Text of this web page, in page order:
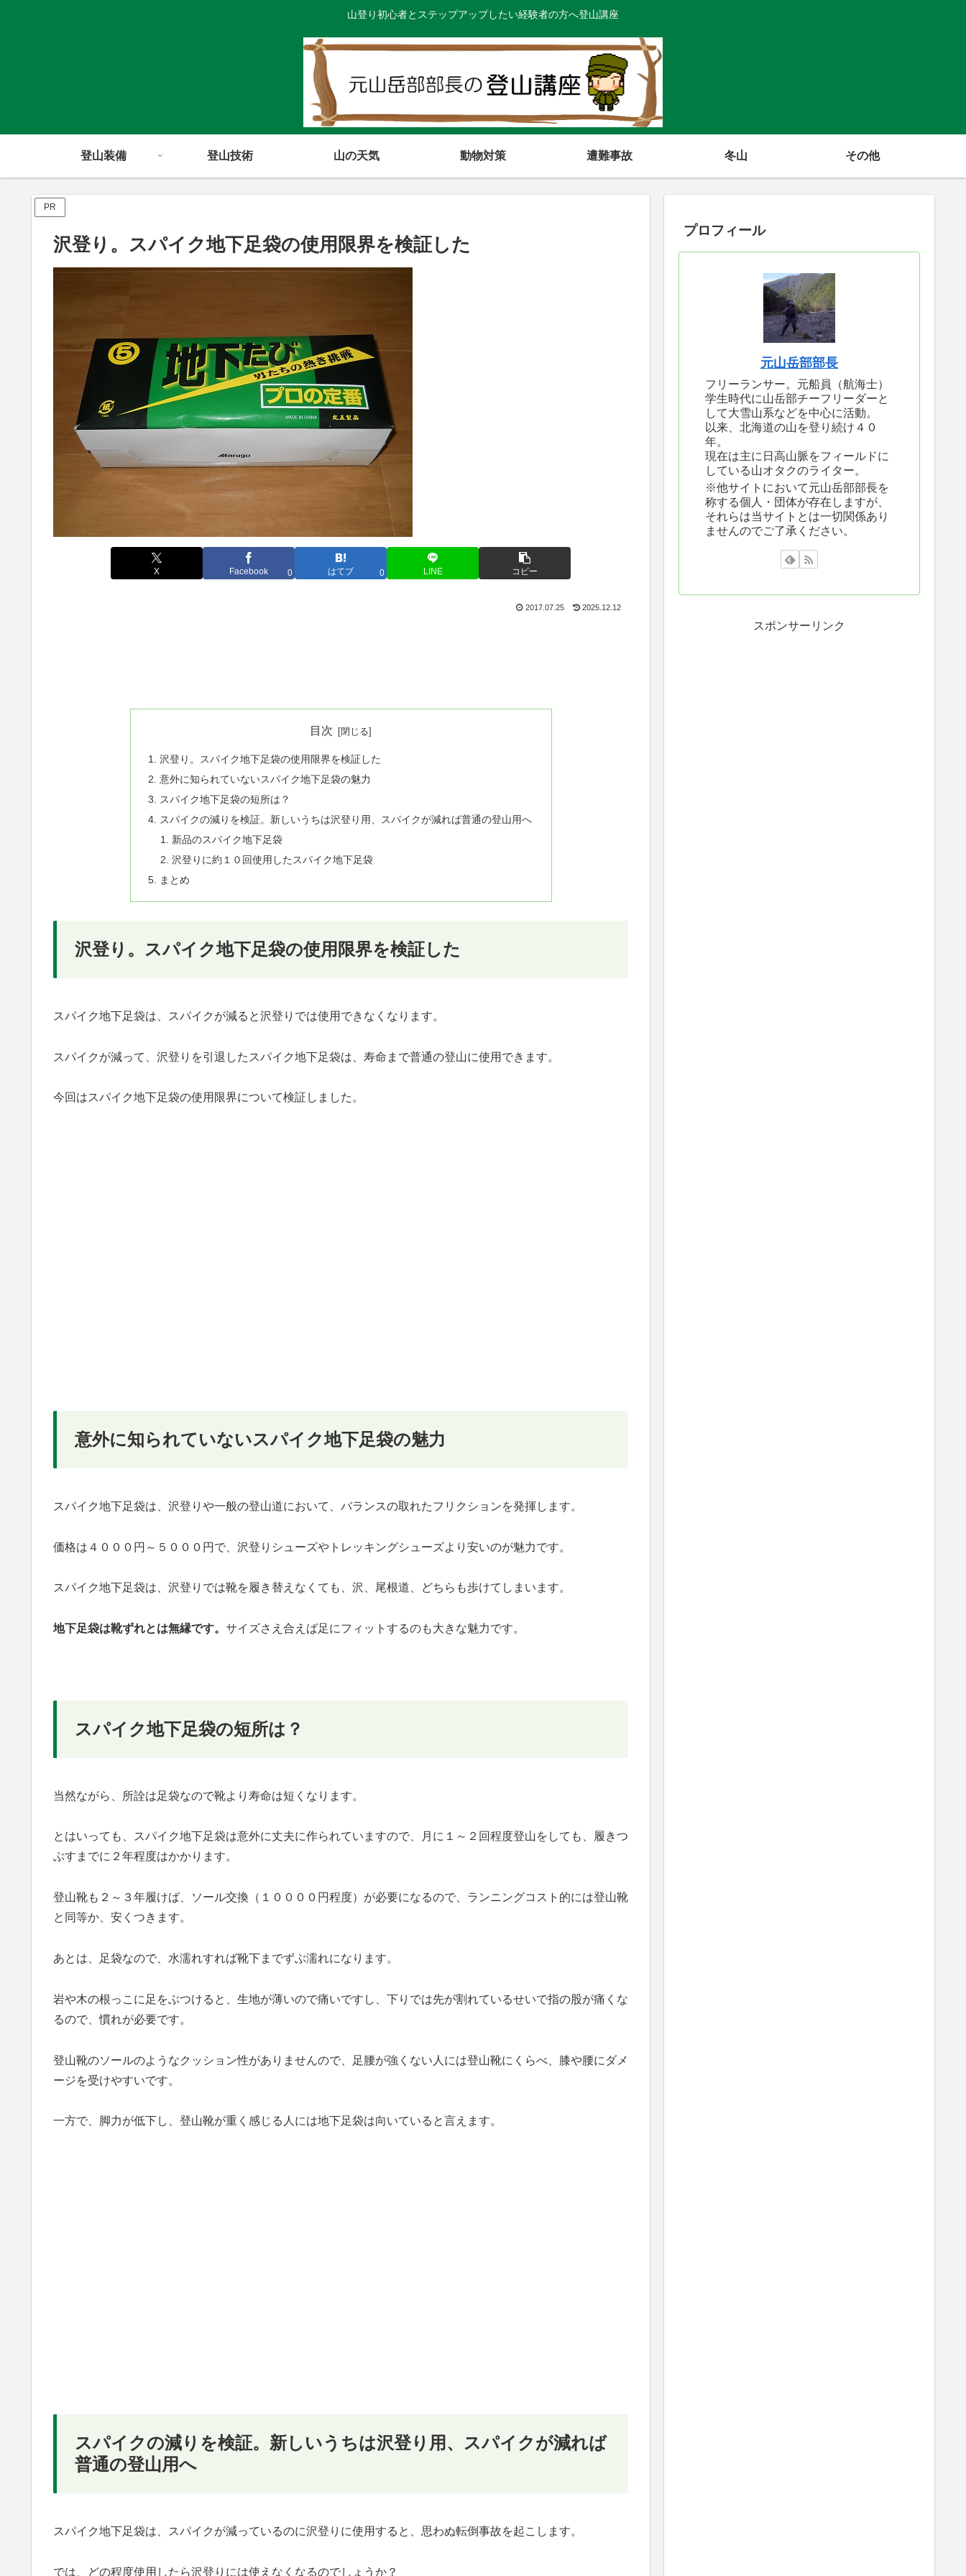
山登り初心者とステップアップしたい経験者の方へ登山講座
登山装備 登山技術 山の天気 動物対策 遭難事故 冬山 その他
PR
沢登り。スパイク地下足袋の使用限界を検証した
X Facebook 0 はてブ 0 LINE コピー
2017.07.25 2025.12.12
目次
沢登り。スパイク地下足袋の使用限界を検証した
意外に知られていないスパイク地下足袋の魅力
スパイク地下足袋の短所は？
スパイクの減りを検証。新しいうちは沢登り用、スパイクが減れば普通の登山用へ
新品のスパイク地下足袋
沢登りに約１０回使用したスパイク地下足袋
まとめ
沢登り。スパイク地下足袋の使用限界を検証した
スパイク地下足袋は、スパイクが減ると沢登りでは使用できなくなります。
スパイクが減って、沢登りを引退したスパイク地下足袋は、寿命まで普通の登山に使用できます。
今回はスパイク地下足袋の使用限界について検証しました。
意外に知られていないスパイク地下足袋の魅力
スパイク地下足袋は、沢登りや一般の登山道において、バランスの取れたフリクションを発揮します。
価格は４０００円～５０００円で、沢登りシューズやトレッキングシューズより安いのが魅力です。
スパイク地下足袋は、沢登りでは靴を履き替えなくても、沢、尾根道、どちらも歩けてしまいます。
地下足袋は靴ずれとは無縁です。 サイズさえ合えば足にフィットするのも大きな魅力です。
スパイク地下足袋の短所は？
当然ながら、所詮は足袋なので靴より寿命は短くなります。
とはいっても、スパイク地下足袋は意外に丈夫に作られていますので、月に１～２回程度登山をしても、履きつ
ぶすまでに２年程度はかかります。
登山靴も２～３年履けば、ソール交換（１００００円程度）が必要になるので、ランニングコスト的には登山靴
と同等か、安くつきます。
あとは、足袋なので、水濡れすれば靴下までずぶ濡れになります。
岩や木の根っこに足をぶつけると、生地が薄いので痛いですし、下りでは先が割れているせいで指の股が痛くな
るので、慣れが必要です。
登山靴のソールのようなクッション性がありませんので、足腰が強くない人には登山靴にくらべ、膝や腰にダメ
ージを受けやすいです。
一方で、脚力が低下し、登山靴が重く感じる人には地下足袋は向いていると言えます。
スパイクの減りを検証。新しいうちは沢登り用、スパイクが減れば
普通の登山用へ
スパイク地下足袋は、 スパイクが減っているのに沢登りに使用すると、思わぬ転倒事故を起こします。
では、どの程度使用したら沢登りには使えなくなるのでしょうか？
プロフィール
元山岳部部長
フリーランサー。元船員（航海士）
学生時代に山岳部チーフリーダーと
して大雪山系などを中心に活動。
以来、北海道の山を登り続け４０
年。
現在は主に日高山脈をフィールドに
している山オタクのライター。
※他サイトにおいて元山岳部部長を
称する個人・団体が存在しますが、
それらは当サイトとは一切関係あり
ませんのでご了承ください。
スポンサーリンク